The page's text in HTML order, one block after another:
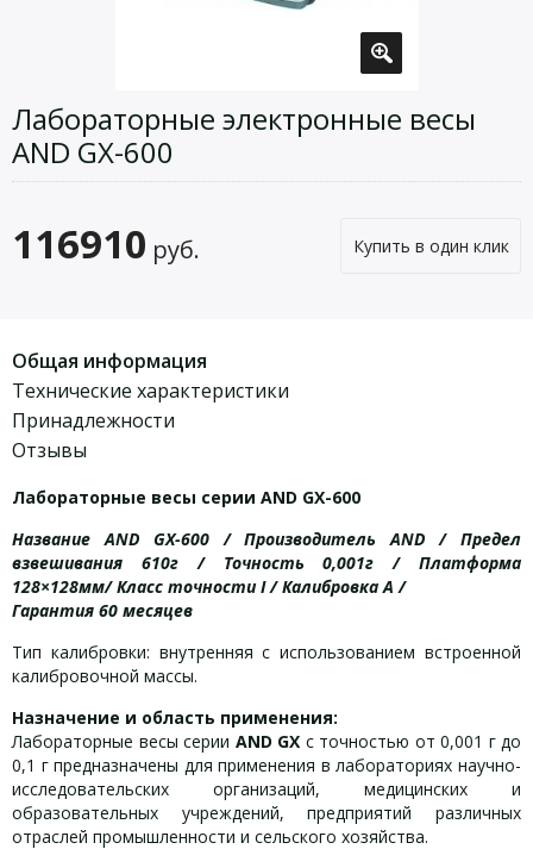
Лабораторные электронные весы
AND GX-600
116910 руб. Купить в один клик
Общая информация
Технические характеристики
Принадлежности
Отзывы
Лабораторные весы серии AND GX-600
Название AND GX-600 / Производитель AND / Предел
взвешивания 610г / Точность 0,001г / Платформа
128×128мм/ Класс точности I / Калибровка А /
Гарантия 60 месяцев
Тип калибровки: внутренняя с использованием встроенной
калибровочной массы.
Назначение и область применения:
Лабораторные весы серии AND GX с точностью от 0,001 г до
0,1 г предназначены для применения в лабораториях научно-
исследовательских организаций, медицинских и
образовательных учреждений, предприятий различных
отраслей промышленности и сельского хозяйства.